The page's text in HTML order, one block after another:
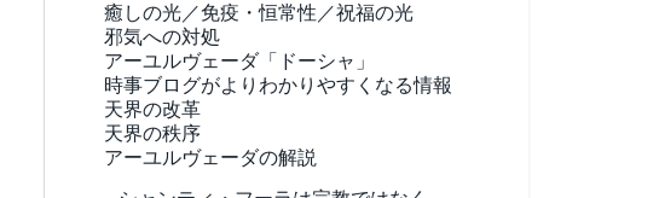
癒しの光／免疫・恒常性／祝福の光
邪気への対処
アーユルヴェーダ「ドーシャ」
時事ブログがよりわかりやすくなる情報
天界の改革
天界の秩序
アーユルヴェーダの解説